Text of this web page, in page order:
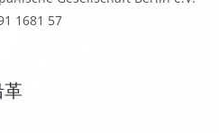
1681 57